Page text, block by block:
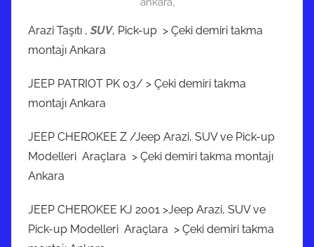
Arazi Taşıtı , SUV, Pick-up > Çeki demiri takma
montajı Ankara
JEEP PATRIOT PK 03/ > Çeki demiri takma
montajı Ankara
JEEP CHEROKEE Z /Jeep Arazi, SUV ve Pick-up
Modelleri Araçlara > Çeki demiri takma montajı
Ankara
JEEP CHEROKEE KJ 2001 >Jeep Arazi, SUV ve
Pick-up Modelleri Araçlara > Çeki demiri takma